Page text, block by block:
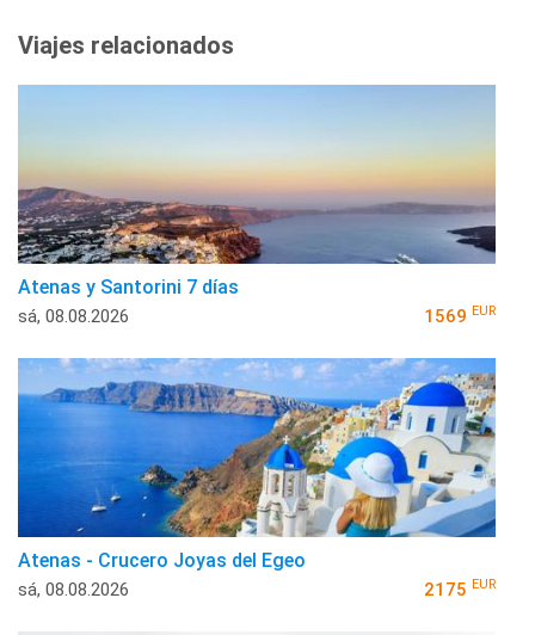
Viajes relacionados
Atenas y Santorini 7 días
sá, 08.08.2026 1569 EUR
Atenas - Crucero Joyas del Egeo
sá, 08.08.2026 2175 EUR